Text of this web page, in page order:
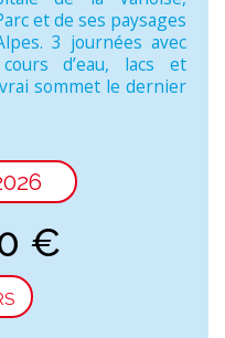
et de ses paysages
3 journées avec
d’eau, lacs et
sommet le dernier
€